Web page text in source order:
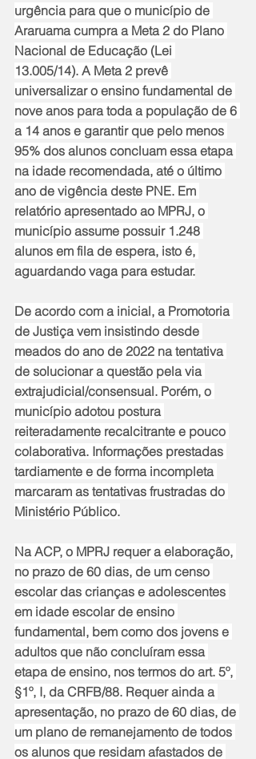
urgência para que o município de
Araruama cumpra a Meta 2 do Plano
Nacional de Educação (Lei
13.005/14). A Meta 2 prevê
universalizar o ensino fundamental de
nove anos para toda a população de 6
a 14 anos e garantir que pelo menos
95% dos alunos concluam essa etapa
na idade recomendada, até o último
ano de vigência deste PNE. Em
relatório apresentado ao MPRJ, o
município assume possuir 1.248
alunos em fila de espera, isto é,
aguardando vaga para estudar.
De acordo com a inicial, a Promotoria
de Justiça vem insistindo desde
meados do ano de 2022 na tentativa
de solucionar a questão pela via
extrajudicial/consensual. Porém, o
município adotou postura
reiteradamente recalcitrante e pouco
colaborativa. Informações prestadas
tardiamente e de forma incompleta
marcaram as tentativas frustradas do
Ministério Público.
Na ACP, o MPRJ requer a elaboração,
no prazo de 60 dias, de um censo
escolar das crianças e adolescentes
em idade escolar de ensino
fundamental, bem como dos jovens e
adultos que não concluíram essa
etapa de ensino, nos termos do art. 5º,
§1º, I, da CRFB/88. Requer ainda a
apresentação, no prazo de 60 dias, de
um plano de remanejamento de todos
os alunos que residam afastados de